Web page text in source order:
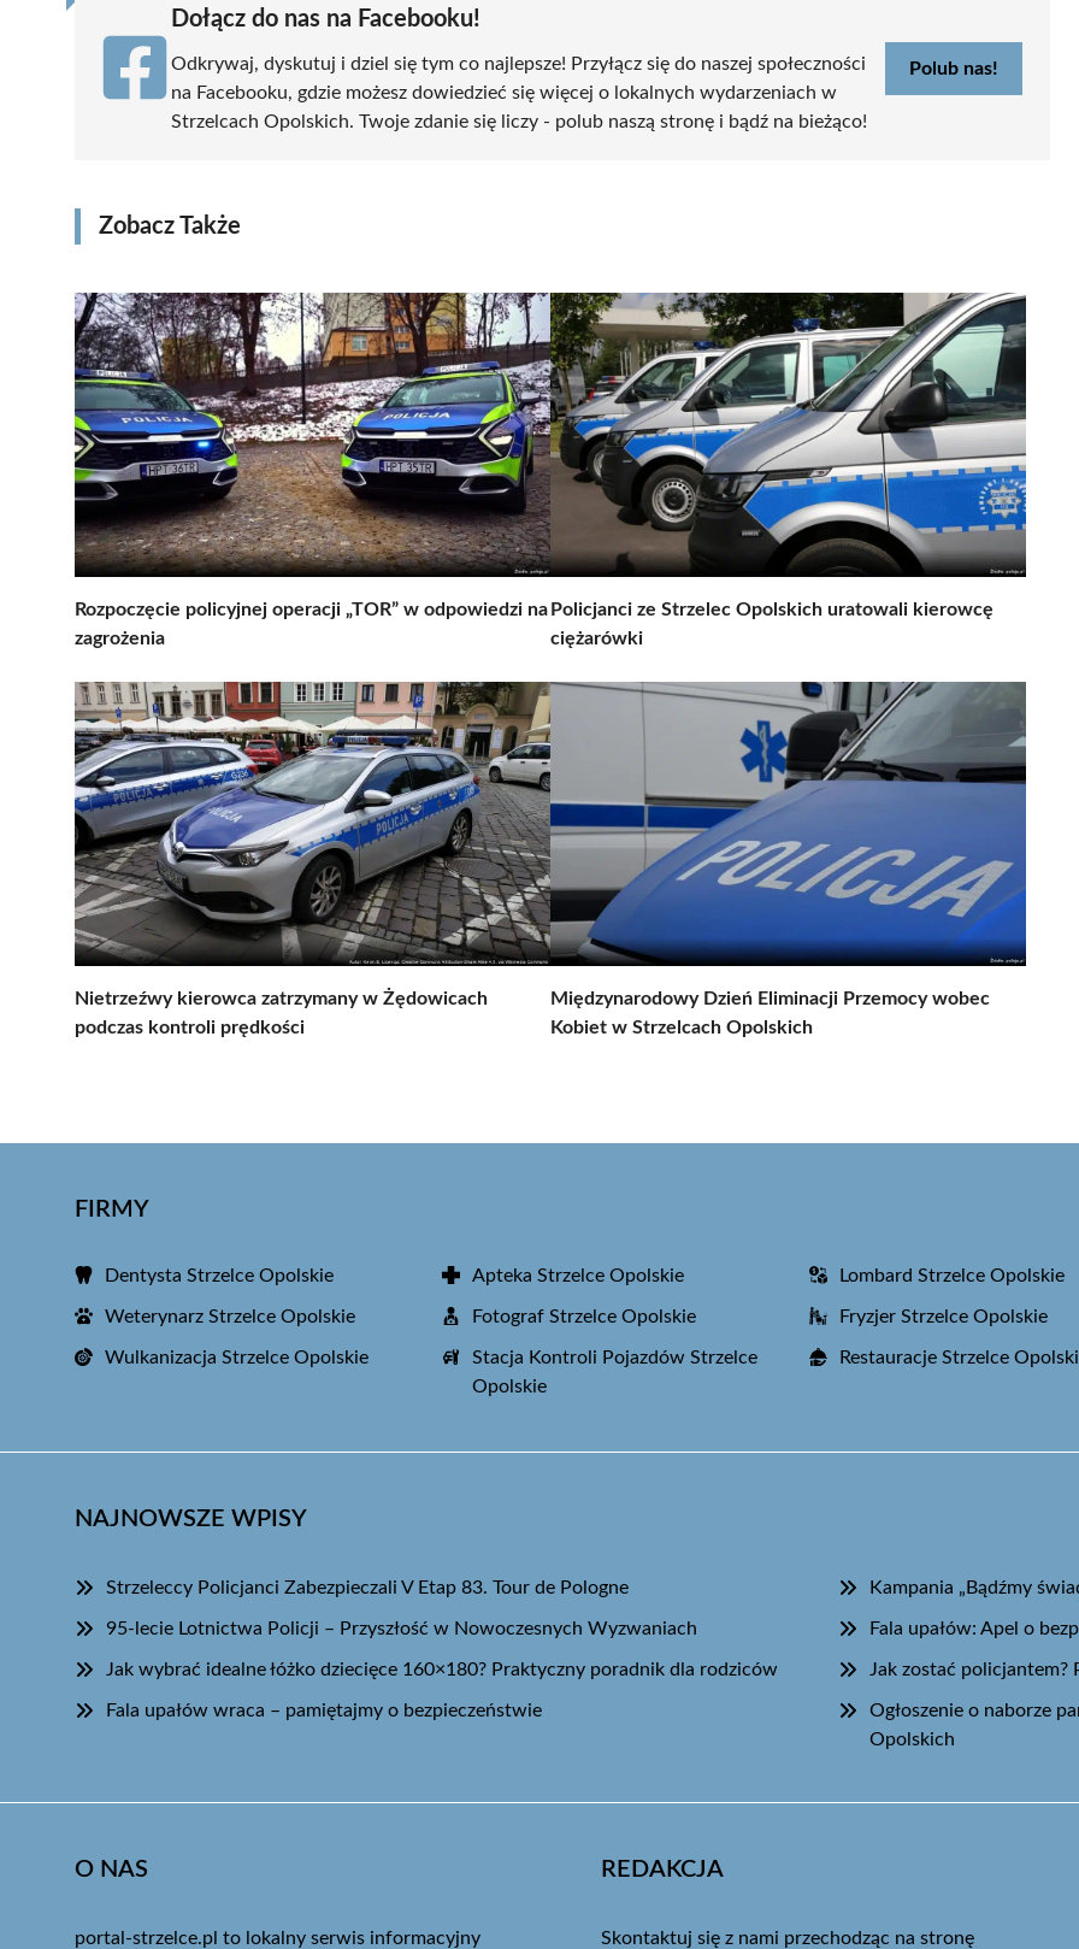
Dołącz do nas na Facebooku!
Odkrywaj, dyskutuj i dziel się tym co najlepsze! Przyłącz się do naszej społeczności
na Facebooku, gdzie możesz dowiedzieć się więcej o lokalnych wydarzeniach w
Strzelcach Opolskich. Twoje zdanie się liczy - polub naszą stronę i bądź na bieżąco!
Polub nas!
Zobacz Także
Rozpoczęcie policyjnej operacji „TOR” w odpowiedzi na
zagrożenia
Policjanci ze Strzelec Opolskich uratowali kierowcę
ciężarówki
Nietrzeźwy kierowca zatrzymany w Żędowicach
podczas kontroli prędkości
Międzynarodowy Dzień Eliminacji Przemocy wobec
Kobiet w Strzelcach Opolskich
FIRMY
Dentysta Strzelce Opolskie Apteka Strzelce Opolskie Lombard Strzelce Opolskie
Weterynarz Strzelce Opolskie Fotograf Strzelce Opolskie Fryzjer Strzelce Opolskie
Wulkanizacja Strzelce Opolskie
Stacja Kontroli Pojazdów Strzelce
Opolskie
Restauracje Strzelce
NAJNOWSZE WPISY
Strzeleccy Policjanci Zabezpieczali V Etap 83. Tour de Pologne Kampania „Bądźmy
95-lecie Lotnictwa Policji – Przyszłość w Nowoczesnych Wyzwaniach Fala upałów: Apel o
Jak wybrać idealne łóżko dziecięce 160×180? Praktyczny poradnik dla rodziców Jak zostać
Fala upałów wraca – pamiętajmy o bezpieczeństwie
Ogłoszenie o naborze
Opolskich
O NAS
portal-strzelce.pl to lokalny serwis informacyjny
REDAKCJA
Skontaktuj się z nami przechodząc na stronę